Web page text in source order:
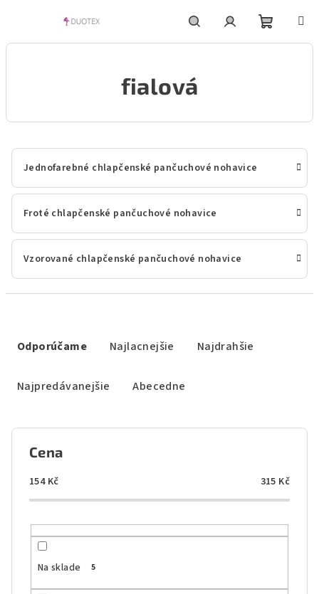
HľadaťPrihlásenie
fialová
Jednofarebné chlapčenské pančuchové nohavice
Froté chlapčenské pančuchové nohavice
Vzorované chlapčenské pančuchové nohavice
Odporúčame Najlacnejšie Najdrahšie
Najpredávanejšie Abecedne
Cena
154Kč 315 Kč
Na sklade 5